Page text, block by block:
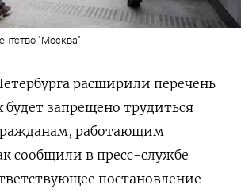
"Москва"
расширили перечень
будет запрещено трудиться
работающим
сообщили в пресс-службе
постановление